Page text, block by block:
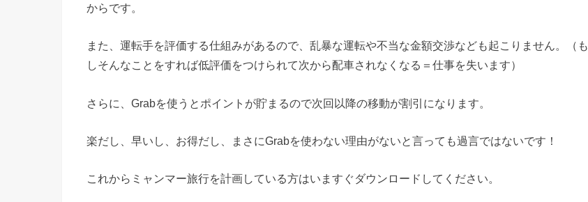
からです。
また、運転手を評価する仕組みがあるので、乱暴な運転や不当な金額交渉なども起こりません。（も
しそんなことをすれば低評価をつけられて次から配車されなくなる＝仕事を失います）
さらに、Grabを使うとポイントが貯まるので次回以降の移動が割引になります。
楽だし、早いし、お得だし、まさにGrabを使わない理由がないと言っても過言ではないです！
これからミャンマー旅行を計画している方はいますぐダウンロードしてください。